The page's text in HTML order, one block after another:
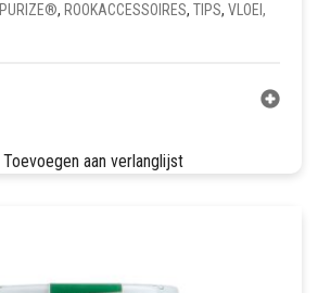
PURIZE®, ROOKACCESSOIRES, TIPS, VLOEI,
Toevoegen aan verlanglijst